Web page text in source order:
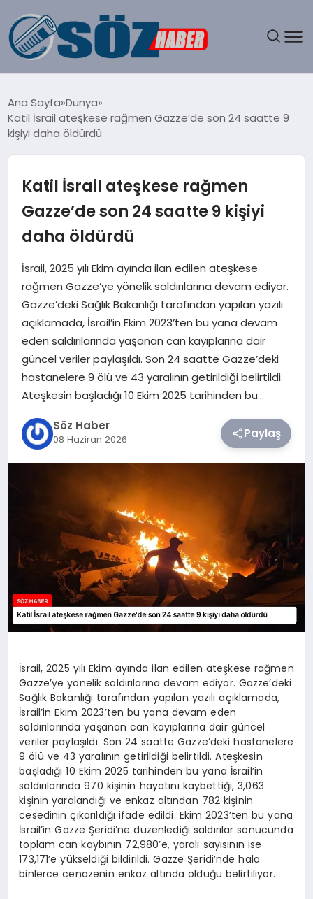
SPOR
EĞITIM
SAĞLIK
DÜNYA
TEKNOLOJI
SIYASET
YAŞAM
Ana Sayfa Dünya
Katil İsrail ateşkese rağmen Gazze’de son 24 saatte 9
kişiyi daha öldürdü
Katil İsrail ateşkese rağmen
Gazze’de son 24 saatte 9 kişiyi
daha öldürdü
İsrail, 2025 yılı Ekim ayında ilan edilen ateşkese
rağmen Gazze’ye yönelik saldırılarına devam ediyor.
Gazze’deki Sağlık Bakanlığı tarafından yapılan yazılı
açıklamada, İsrail’in Ekim 2023’ten bu yana devam
eden saldırılarında yaşanan can kayıplarına dair
güncel veriler paylaşıldı. Son 24 saatte Gazze’deki
hastanelere 9 ölü ve 43 yaralının getirildiği belirtildi.
Ateşkesin başladığı 10 Ekim 2025 tarihinden bu…
Söz Haber
08 Haziran 2026 Paylaş
İsrail, 2025 yılı Ekim ayında ilan edilen ateşkese rağmen
Gazze’ye yönelik saldırılarına devam ediyor. Gazze’deki
Sağlık Bakanlığı tarafından yapılan yazılı açıklamada,
İsrail’in Ekim 2023’ten bu yana devam eden
saldırılarında yaşanan can kayıplarına dair güncel
veriler paylaşıldı. Son 24 saatte Gazze’deki hastanelere
9 ölü ve 43 yaralının getirildiği belirtildi. Ateşkesin
başladığı 10 Ekim 2025 tarihinden bu yana İsrail’in
saldırılarında 970 kişinin hayatını kaybettiği, 3,063
kişinin yaralandığı ve enkaz altından 782 kişinin
cesedinin çıkarıldığı ifade edildi. Ekim 2023’ten bu yana
İsrail’in Gazze Şeridi’ne düzenlediği saldırılar sonucunda
toplam can kaybının 72,980’e, yaralı sayısının ise
173,171’e yükseldiği bildirildi. Gazze Şeridi’nde hala
binlerce cenazenin enkaz altında olduğu belirtiliyor.